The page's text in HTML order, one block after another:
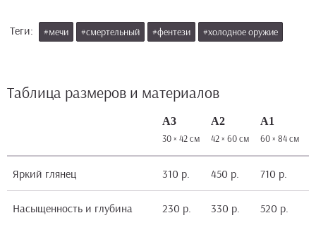
Теги: #мечи #смертельный #фентези #холодное оружие
Таблица размеров и материалов
А3
30 × 42 см
А2
42 × 60 см
А1
60 × 84 см
Яркий глянец 310 р. 450 р. 710 р.
Насыщенность и глубина 230 р. 330 р. 520 р.